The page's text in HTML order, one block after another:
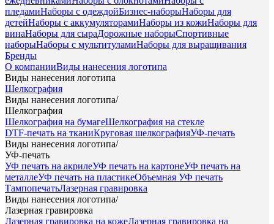
пледамиНаборы с одеждойБизнес-наборыНаборы для
детейНаборы с аккумуляторамиНаборы из кожиНаборы для
винаНаборы для сыраДорожные наборыСпортивные
наборыНаборы с мультитуламиНаборы для выращивания
Бренды
О компанииВиды нанесения логотипа
Виды нанесения логотипа
Шелкография
Виды нанесения логотипа/
Шелкография
Шелкография на бумагеШелкография на стекле
DTF-печать на тканиКруговая шелкографияУФ-печать
Виды нанесения логотипа/
УФ-печать
УФ печать на акрилеУФ печать на картонеУФ печать на
металлеУФ печать на пластикеОбъемная УФ печать
ТампопечатьЛазерная гравировка
Виды нанесения логотипа/
Лазерная гравировка
Лазерная гравировка на кожеЛазерная гравировка на